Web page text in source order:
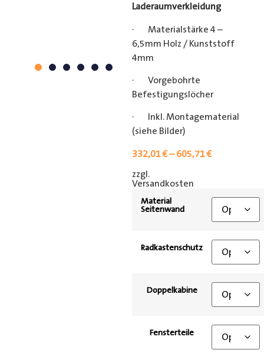
Laderaumverkleidung
· Materialstärke 4 –
6,5mm Holz / Kunststoff
4mm
· Vorgebohrte
Befestigungslöcher
· Inkl. Montagematerial
(siehe Bilder)
332,01€–605,71€
zzgl.
Versandkosten
Material
Seitenwand
Radkastenschutz
Doppelkabine
Fensterteile